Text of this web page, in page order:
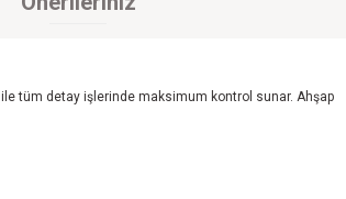
ile tüm detay işlerinde maksimum kontrol sunar. Ahşap